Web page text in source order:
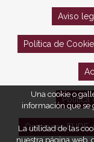
Aviso
Política de
Política
Opiniones EUDE
Una cookie o
información que se
La utilidad de las
nuestra página web,